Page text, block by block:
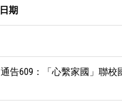
通告609：「心繫家國」聯校